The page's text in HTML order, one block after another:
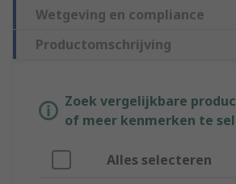
Wetgeving en compliance
Productomschrijving
Zoek vergelijkbare
of meer kenmerken te
Alles selecteren